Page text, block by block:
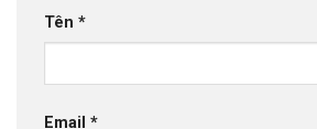
Tên *
Email *